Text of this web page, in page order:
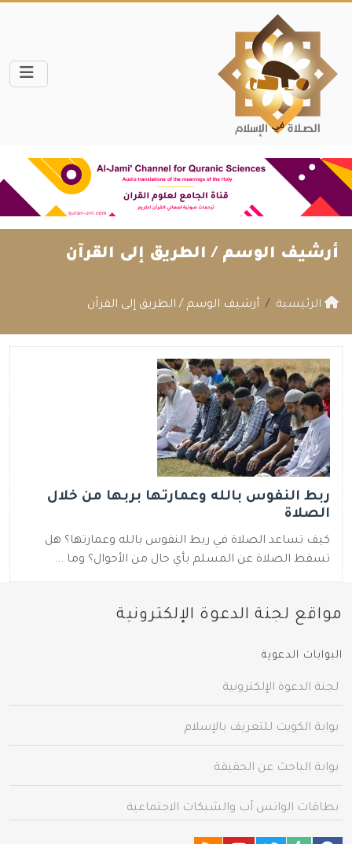
أرشيف الوسم / الطريق إلى القرآن
الرئيسية أرشيف الوسم / الطريق إلى القرآن
ربط النفوس بالله وعمارتها بربها من خلال
الصلاة
كيف تساعد الصلاة في ربط النفوس بالله وعمارتها؟ هل
تسقط الصلاة عن المسلم بأي حال من الأحوال؟ وما ...
مواقع لجنة الدعوة الإلكترونية
البوابات الدعوية
لجنة الدعوة الإلكترونية
بوابة الكويت للتعريف بالإسلام
بوابة الباحث عن الحقيقة
بطاقات الواتس آب والشبكات الاجتماعية